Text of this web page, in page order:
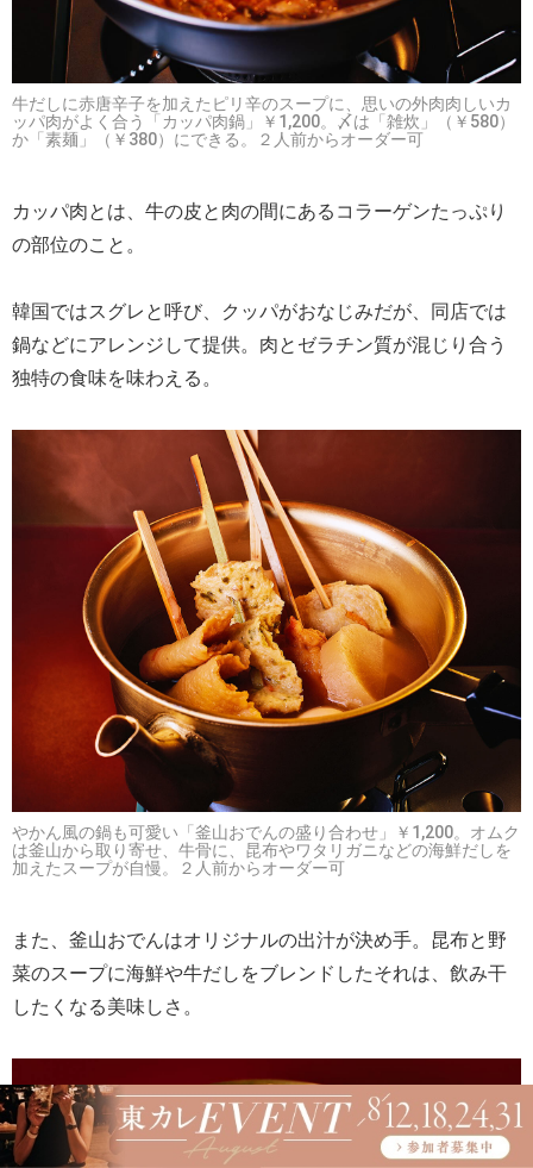
牛だしに赤唐辛子を加えたピリ辛のスープに、思いの外肉肉しいカ
ッパ肉がよく合う「カッパ肉鍋」￥1,200。〆は「雑炊」（￥580）
か「素麺」（￥380）にできる。２人前からオーダー可
カッパ肉とは、牛の皮と肉の間にあるコラーゲンたっぷり
の部位のこと。
韓国ではスグレと呼び、クッパがおなじみだが、同店では
鍋などにアレンジして提供。肉とゼラチン質が混じり合う
独特の食味を味わえる。
やかん風の鍋も可愛い「釜山おでんの盛り合わせ」￥1,200。オムク
は釜山から取り寄せ、牛骨に、昆布やワタリガニなどの海鮮だしを
加えたスープが自慢。２人前からオーダー可
また、釜山おでんはオリジナルの出汁が決め手。昆布と野
菜のスープに海鮮や牛だしをブレンドしたそれは、飲み干
したくなる美味しさ。